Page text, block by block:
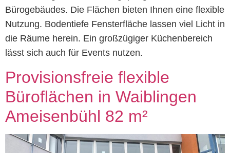
Bürogebäudes. Die Flächen bieten Ihnen eine flexible
Nutzung. Bodentiefe Fensterfläche lassen viel Licht in
die Räume herein. Ein großzügiger Küchenbereich
lässt sich auch für Events nutzen.
Provisionsfreie flexible
Büroflächen in Waiblingen
Ameisenbühl 82 m²